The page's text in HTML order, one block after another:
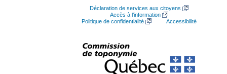
Déclaration de services aux citoyens
Accès à l’information
Politique de confidentialité
Accessibilité